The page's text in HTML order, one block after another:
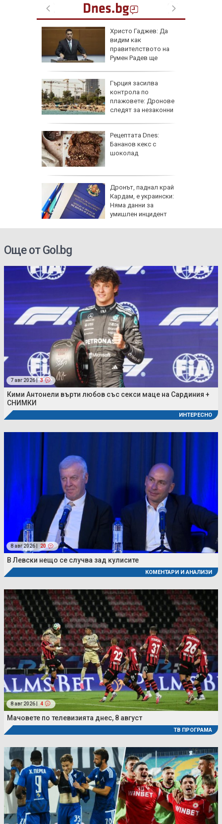
Христо Гаджев: Да
видим как
правителството на
Румен Радев ще
Гърция засилва
контрола по
плажовете: Дронове
следят за незаконни
Рецептата Dnes:
Бананов кекс с
шоколад
Дронът, паднал край
Кардам, е украински:
Няма данни за
умишлен инцидент
Още от Gol.bg
7 авг 2026 | 3
Кими Антонели върти любов със секси маце на Сардиния +
СНИМКИ
ИНТЕРЕСНО
8 авг 2026 | 20
В Левски нещо се случва зад кулисите
КОМЕНТАРИ И АНАЛИЗИ
8 авг 2026 | 4
Мачовете по телевизията днес, 8 август
ТВ ПРОГРАМА